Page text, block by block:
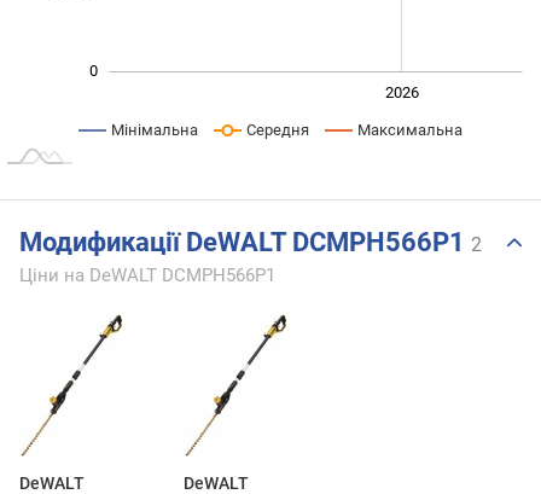
0
2026
Мінімальна Середня Максимальна
Модификації DeWALT DCMPH566P1 2
Ціни на DeWALT DCMPH566P1
DeWALT
DeWALT